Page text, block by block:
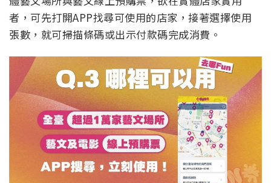
者，可先打開APP找尋可使用的店家，接著選擇使用
張數，就可掃描條碼或出示付款碼完成消費。